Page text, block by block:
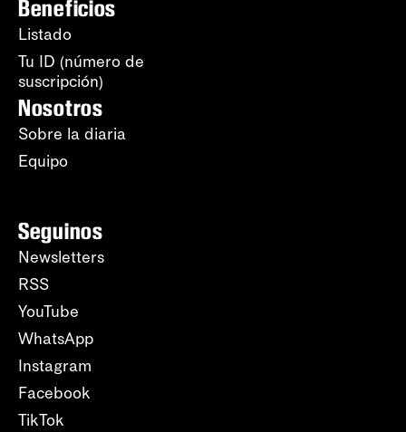
Beneficios
Listado
Tu ID (número de
suscripción)
Nosotros
Sobre la diaria
Equipo
Seguinos
Newsletters
RSS
YouTube
WhatsApp
Instagram
Facebook
TikTok